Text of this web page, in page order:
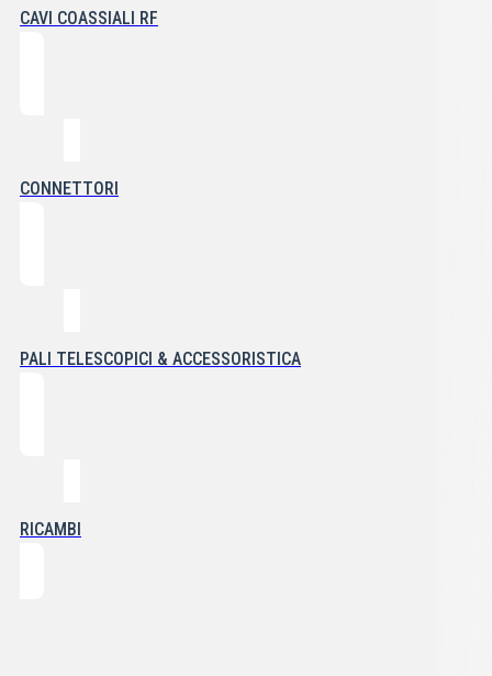
CAVI COASSIALI RF
CONNETTORI
PALI TELESCOPICI & ACCESSORISTICA
RICAMBI